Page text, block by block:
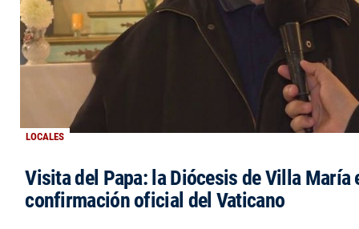
LOCALES
Visita del Papa: la Diócesis de Villa María
confirmación oficial del Vaticano